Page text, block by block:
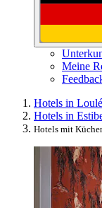
Meine
Hotels in Loulé
Hotels in
Hotels mit